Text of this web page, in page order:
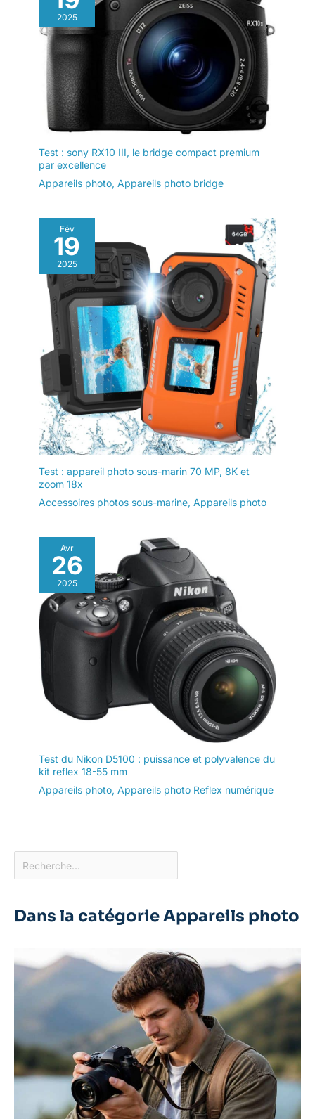
2025
Test : sony RX10 III, le bridge compact premium
par excellence
Appareils photo, Appareils photo bridge
Fév
19
2025
Test : appareil photo sous-marin 70 MP, 8K et
zoom 18x
Accessoires photos sous-marine, Appareils photo
Avr
26
2025
Test du Nikon D5100 : puissance et polyvalence du
kit reflex 18-55 mm
Appareils photo, Appareils photo Reflex numérique
Dans la catégorie Appareils photo